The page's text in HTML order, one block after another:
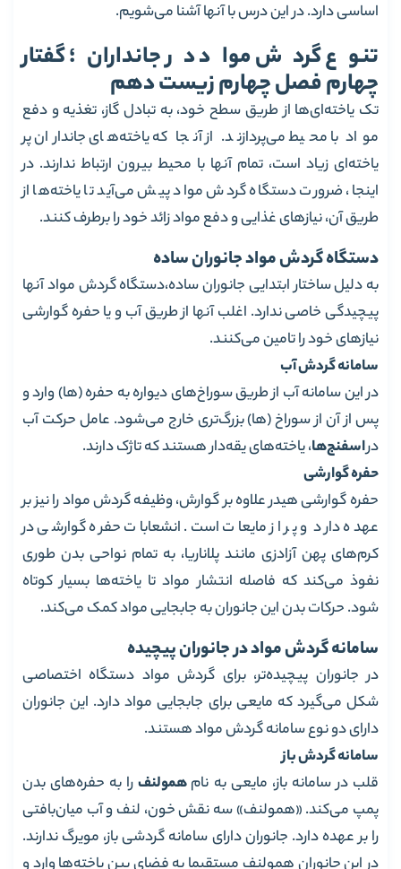
اساسی دارد. در این درس با آنها آشنا می‌شویم.
تنوع گردش مواد در جانداران؛ گفتار
چهارم فصل چهارم زیست دهم
تک یاخته‌ای‌ها از طریق سطح خود، به تبادل گاز، تغذیه و دفع
مواد با محیط می‌پردازند. از آنجا که یاخته‌های جانداران پر
یاخته‌ای زیاد است، تمام آنها با محیط بیرون ارتباط ندارند. در
اینجا، ضرورت دستگاه گردش مواد پیش می‌آید تا یاخته‌ها از
طریق آن، نیازهای غذایی و دفع مواد زائد خود را برطرف کنند.
دستگاه گردش مواد جانوران ساده
به دلیل ساختار ابتدایی جانوران ساده،دستگاه گردش مواد آنها
پیچیدگی خاصی ندارد. اغلب آنها از طریق آب و یا حفره گوارشی
نیازهای خود را تامین می‌کنند.
سامانه گردش آب
در این سامانه آب از طریق سوراخ‌های دیواره به حفره (ها) وارد و
پس از آن از سوراخ (ها) بزرگ‌تری خارج می‌شود. عامل حرکت آب
دراسفنج‌ها، یاخته‌های یقه‌دار هستند که تاژک دارند.
حفره گوارشی
حفره گوارشی هیدر علاوه بر گوارش، وظیفه گردش مواد را نیز بر
عهده دارد و پر از مایعات است. انشعابات حفره گوارشی در
کرم‌های پهن آزادزی مانند پلاناریا، به تمام نواحی بدن طوری
نفوذ می‌کند که فاصله انتشار مواد تا یاخته‌ها بسیار کوتاه
شود. حرکات بدن این جانوران به جابجایی مواد کمک می‌کند.
سامانه گردش مواد در جانوران پیچیده
در جانوران پیچیده‌تر، برای گردش مواد دستگاه اختصاصی
شکل می‌گیرد که مایعی برای جابجایی مواد دارد. این جانوران
دارای دو نوع سامانه گردش مواد هستند.
سامانه گردش باز
قلب در سامانه باز، مایعی به نامهمولنفرا به حفره‌های بدن
پمپ می‌کند. «همولنف» سه نقش خون، لنف و آب میان‌بافتی
را بر عهده دارد. جانوران دارای سامانه گردشی باز، مویرگ ندارند.